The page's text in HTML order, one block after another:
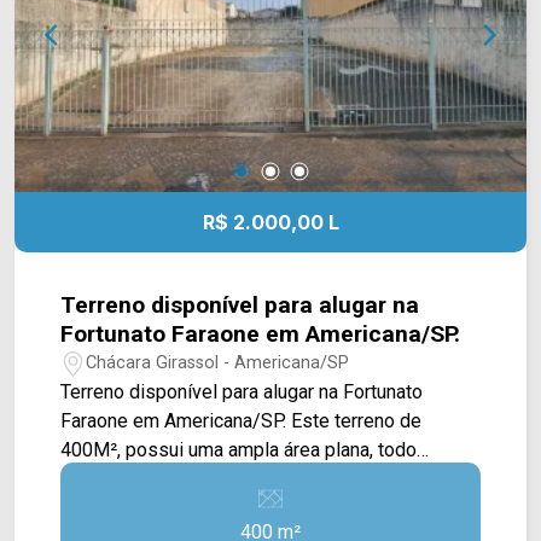
a sua visita!! WhatsApp e Telefone: (19) 3475-
4546 ARBIX IMÓVEIS - Presente em cada
mudança!
R$ 2.000,00 L
Terreno disponível para alugar na
Fortunato Faraone em Americana/SP.
Chácara Girassol - Americana/SP
Terreno disponível para alugar na Fortunato
Faraone em Americana/SP. Este terreno de
400M², possui uma ampla área plana, todo
murado e com piso cimentado, pode ser usado
para estacionamentos, lanchonetes, quiosques
400 m²